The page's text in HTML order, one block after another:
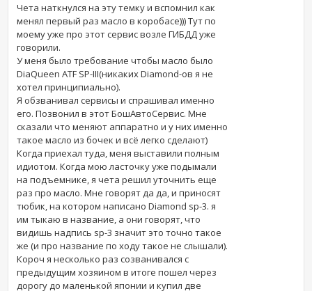
Чета наткнулся на эту темку и вспомнил как
менял первый раз масло в коробасе))) Тут по
моему уже про этот сервис возле ГИБДД уже
говорили.
У меня было требование чтобы масло было
DiaQueen ATF SP-III(никаких Diamond-ов я не
хотел принципиально).
Я обзванивал сервисы и спрашивал именно
его. Позвонил в этот БошАвтоСервис. Мне
сказали что меняют аппаратно и у них именно
такое масло из бочек и всё легко сделают)
Когда приехал туда, меня выставили полным
идиотом. Когда мою ласточку уже подымали
на подъемнике, я чета решил уточнить еще
раз про масло. Мне говорят да да, и приносят
тюбик, на котором написано Diamond sp-3. я
им тыкаю в название, а они говорят, что
видишь надпись sp-3 значит это точно такое
же (и про название по ходу такое не слышали).
Короч я несколько раз созванивался с
предыдущим хозяином в итоге пошел через
дорогу до маленькой японии и купил две